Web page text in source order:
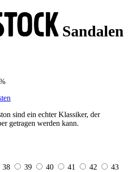
Sandalen
sind ein echter Klassiker, der
getragen werden kann.
38 39 40 41 42
43